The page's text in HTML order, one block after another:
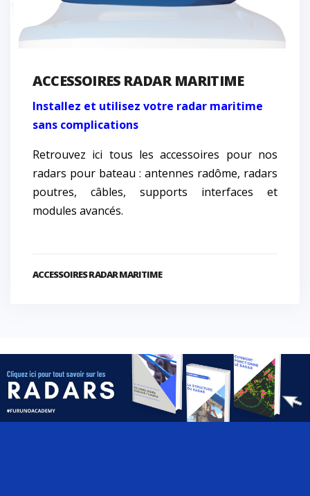
ACCESSOIRES RADAR MARITIME
Installez et utilisez votre radar maritime
sans complications
Retrouvez ici tous les accessoires pour nos
radars pour bateau : antennes radôme, radars
poutres, câbles, supports interfaces et
modules avancés.
ACCESSOIRES RADAR MARITIME